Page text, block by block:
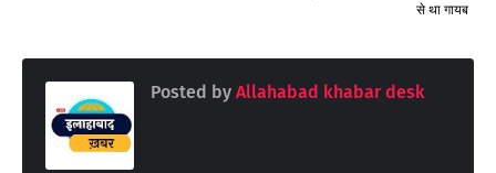
से था गायब
Posted by Allahabad khabar desk